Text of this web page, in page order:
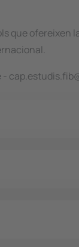
que ofereixen
-